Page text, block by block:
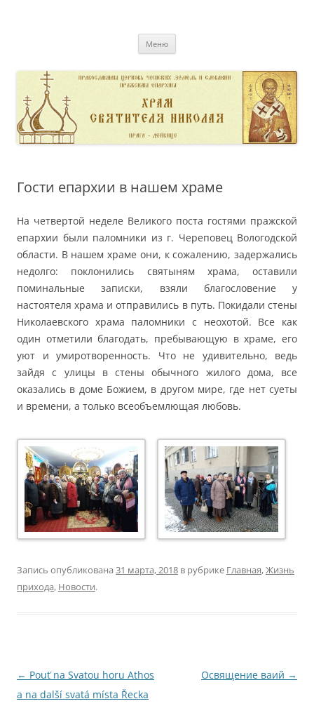
Меню
Гости епархии в нашем храме
На четвертой неделе Великого поста гостями пражской
епархии были паломники из г. Череповец Вологодской
области. В нашем храме они, к сожалению, задержались
недолго: поклонились святыням храма, оставили
поминальные записки, взяли благословение у
настоятеля храма и отправились в путь. Покидали стены
Николаевского храма паломники с неохотой. Все как
один отметили благодать, пребывающую в храме, его
уют и умиротворенность. Что не удивительно, ведь
зайдя с улицы в стены обычного жилого дома, все
оказались в доме Божием, в другом мире, где нет суеты
и времени, а только всеобъемлющая любовь.
Запись опубликована 31 марта, 2018 в рубрике Главная,Жизнь
прихода, Новости.
Навигация
по
← Pouť na Svatou horu Athos
a na další svatá místa Řecka
Освящение ваий →